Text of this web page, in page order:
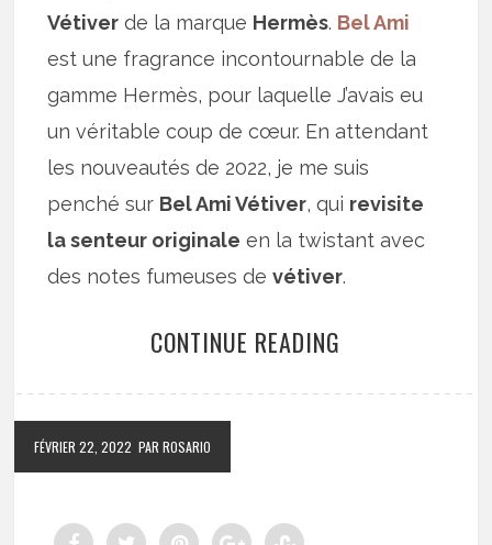
Vétiver de la marque Hermès. Bel Ami
est une fragrance incontournable de la
gamme Hermès, pour laquelle J’avais eu
un véritable coup de cœur. En attendant
les nouveautés de 2022, je me suis
penché sur Bel Ami Vétiver, qui revisite
la senteur originale en la twistant avec
des notes fumeuses devétiver.
CONTINUE READING
FÉVRIER 22, 2022 PAR ROSARIO